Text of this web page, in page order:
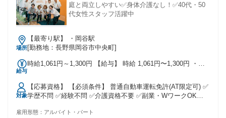
庭と両立しやすい✅身体介護なし！✅40代・50
代女性スタッフ活躍中
場所
【最寄り駅】 ・岡谷駅
[勤務地：長野県岡谷市中央町]
給与
時給1,061円～1,300円 【給与】 時給 1,061円〜1,300円 ・交
対象
【応募資格】 【必須条件】 普通自動車運転免許(AT限定可) ✅
学歴不問 ✅経験不問 ✅介護資格不要 ✅副業・WワークOK
ト】 #学歴不問 #未経験者歓迎 #経験者歓迎 #有資格者歓迎 #
雇用形態： アルバイト・パート